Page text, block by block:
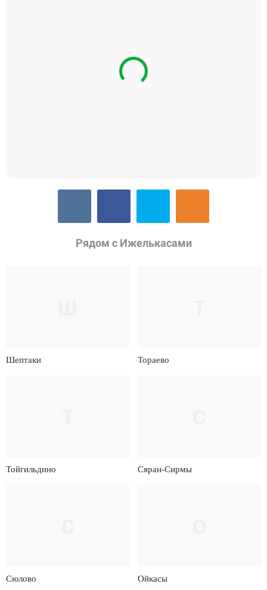
Рядом с Ижелькасами
Шептаки Тораево
Тойгильдино Сяран-Сирмы
Сюлово Ойкасы